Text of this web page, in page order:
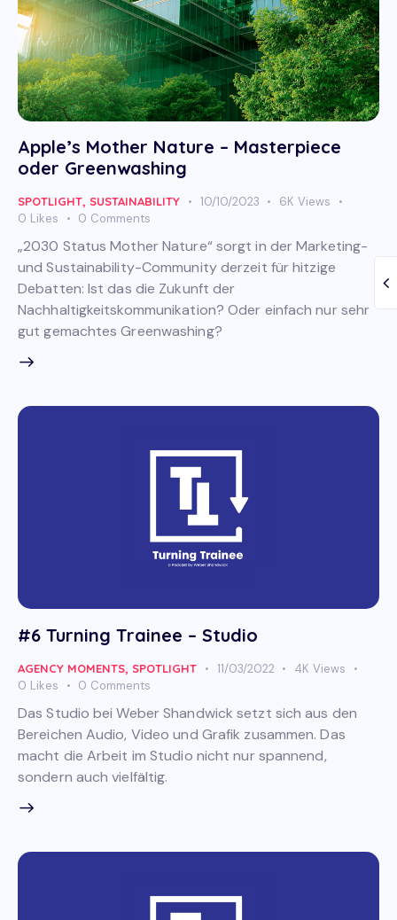
Apple’s Mother Nature – Masterpiece
oder Greenwashing
SPOTLIGHT, SUSTAINABILITY 10/10/2023 6K Views
0 Likes 0 Comments
„2030 Status Mother Nature“ sorgt in der Marketing-
und Sustainability-Community derzeit für hitzige
Debatten: Ist das die Zukunft der
Nachhaltigkeitskommunikation? Oder einfach nur sehr
gut gemachtes Greenwashing?
#6 Turning Trainee – Studio
AGENCY MOMENTS, SPOTLIGHT 11/03/2022 4K Views
0 Likes 0 Comments
Das Studio bei Weber Shandwick setzt sich aus den
Bereichen Audio, Video und Grafik zusammen. Das
macht die Arbeit im Studio nicht nur spannend,
sondern auch vielfältig.